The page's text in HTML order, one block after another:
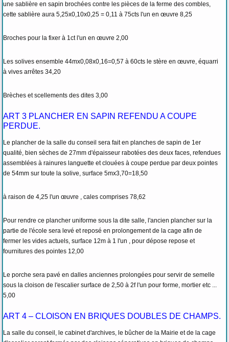
une sablière en sapin brochées contre les pièces de la ferme des combles,
cette sablière aura 5,25x0,10x0,25 = 0,11 à 75cts l'un en œuvre 8,25
Broches pour la fixer à 1ct l'un en œuvre 2,00
Les solives ensemble 44mx0,08x0,16=0,57 à 60cts le stère en œuvre, équarri
à vives arrêtes 34,20
Brèches et scellements des dites 3,00
ART 3 PLANCHER EN SAPIN REFENDU A COUPE
PERDUE.
Le plancher de la salle du conseil sera fait en planches de sapin de 1er
qualité, bien sèches de 27mm d'épaisseur rabotées des deux faces, refendues
assemblées à rainures languette et clouées à coupe perdue par deux pointes
de 54mm sur toute la solive, surface 5mx3,70=18,50
à raison de 4,25 l'un œuvre , cales comprises 78,62
Pour rendre ce plancher uniforme sous la dite salle, l'ancien plancher sur la
partie de l'école sera levé et reposé en prolongement de la cage afin de
fermer les vides actuels, surface 12m à 1 l'un , pour dépose repose et
fournitures des pointes 12,00
Le porche sera pavé en dalles anciennes prolongées pour servir de semelle
sous la cloison de l'escalier surface de 2,50 à 2f l'un pour forme, mortier etc ...
5,00
ART 4 – CLOISON EN BRIQUES DOUBLES DE CHAMPS.
La salle du conseil, le cabinet d'archives, le bûcher de la Mairie et de la cage